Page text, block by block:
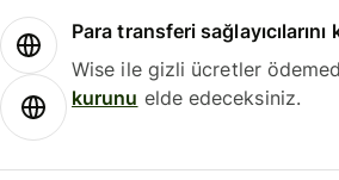
Para transferi sağlayıcılarını
Wise ile gizli ücretler
kurunu elde edeceksiniz.